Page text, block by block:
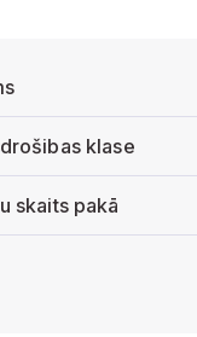
klase
skaits pakā